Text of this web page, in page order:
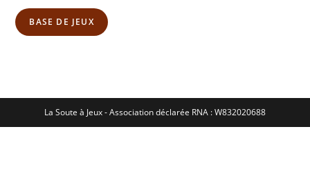
BASE DE JEUX
La Soute à Jeux - Association déclarée RNA : W832020688